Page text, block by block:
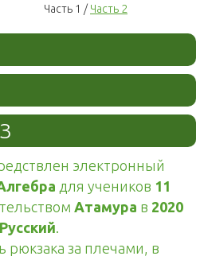
Часть 1 / Часть 2
электронный
для учеников 11
Атамура в 2020
Русский.
рюкзака за плечами, в